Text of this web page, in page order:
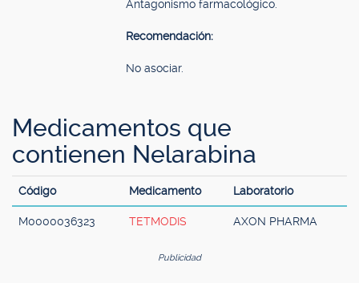
Antagonismo farmacológico.
Recomendación:
No asociar.
Medicamentos que
contienen Nelarabina
Código Medicamento Laboratorio
M0000036323 TETMODIS AXON PHARMA
Publicidad